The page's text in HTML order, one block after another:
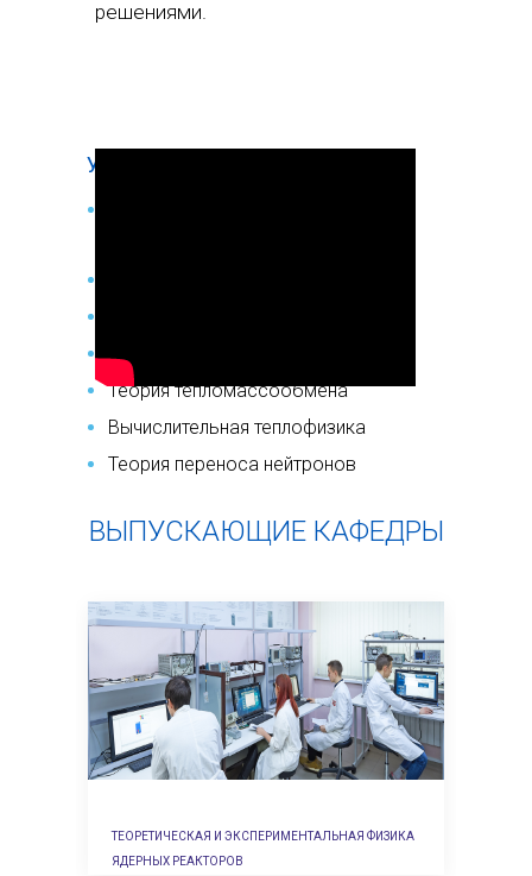
решениями.
УНИКАЛЬНЫЕ ДИСЦИПЛИНЫ
Гидрогазодинамика
Теория тепломассообмена
Вычислительная теплофизика
Теория переноса нейтронов
ВЫПУСКАЮЩИЕ КАФЕДРЫ
Показать →
ТЕОРЕТИЧЕСКАЯ И ЭКСПЕРИМЕНТАЛЬНАЯ ФИЗИКА
ЯДЕРНЫХ РЕАКТОРОВ